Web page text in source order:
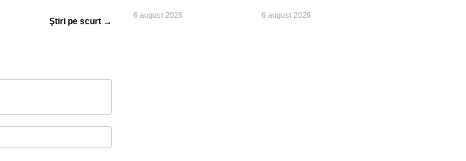
Ştiri pe scurt →
6 august 2026 6 august 2026